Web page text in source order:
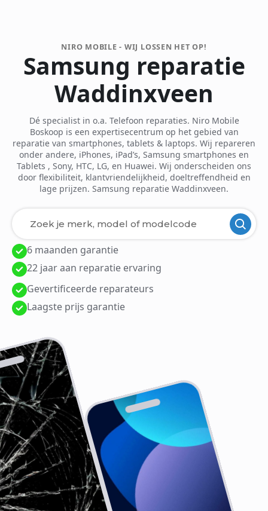
NIRO MOBILE - WIJ LOSSEN HET OP!
Samsung reparatie
Waddinxveen
Dé specialist in o.a. Telefoon reparaties. Niro Mobile
Boskoop is een expertisecentrum op het gebied van
reparatie van smartphones, tablets & laptops. Wij repareren
onder andere, iPhones, iPad’s, Samsung smartphones en
Tablets , Sony, HTC, LG, en Huawei. Wij onderscheiden ons
door flexibiliteit, klantvriendelijkheid, doeltreffendheid en
lage prijzen. Samsung reparatie Waddinxveen.
Laden van modellen..
6 maanden garantie
22 jaar aan reparatie ervaring
Gevertificeerde reparateurs
Laagste prijs garantie